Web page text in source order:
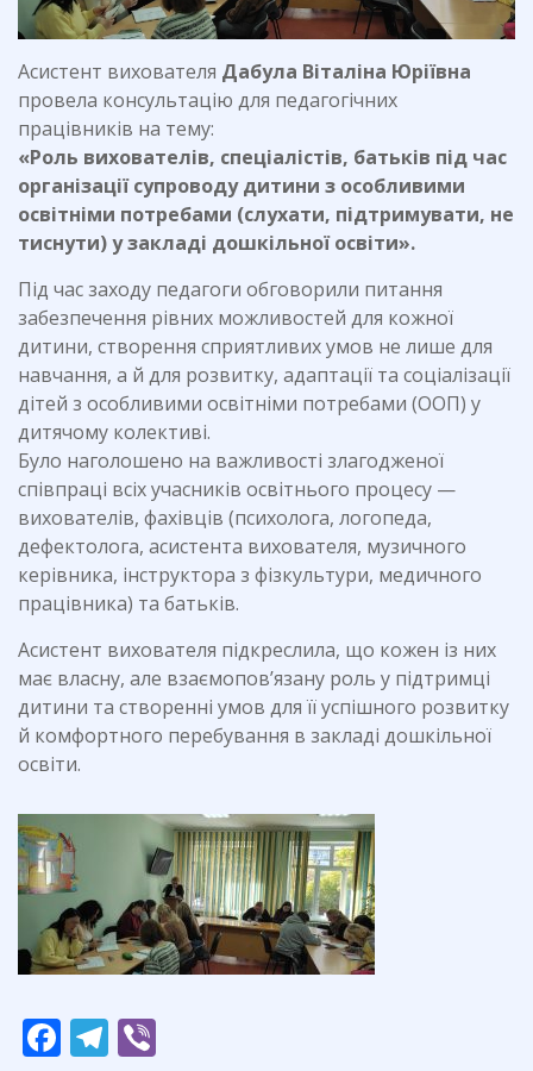
Асистент вихователя Дабула Віталіна Юріївна
провела консультацію для педагогічних
працівників на тему:
«Роль вихователів, спеціалістів, батьків під час
організації супроводу дитини з особливими
освітніми потребами (слухати, підтримувати, не
тиснути) у закладі дошкільної освіти».
Під час заходу педагоги обговорили питання
забезпечення рівних можливостей для кожної
дитини, створення сприятливих умов не лише для
навчання, а й для розвитку, адаптації та соціалізації
дітей з особливими освітніми потребами (ООП) у
дитячому колективі.
Було наголошено на важливості злагодженої
співпраці всіх учасників освітнього процесу —
вихователів, фахівців (психолога, логопеда,
дефектолога, асистента вихователя, музичного
керівника, інструктора з фізкультури, медичного
працівника) та батьків.
Асистент вихователя підкреслила, що кожен із них
має власну, але взаємопов’язану роль у підтримці
дитини та створенні умов для її успішного розвитку
й комфортного перебування в закладі дошкільної
освіти.
F T